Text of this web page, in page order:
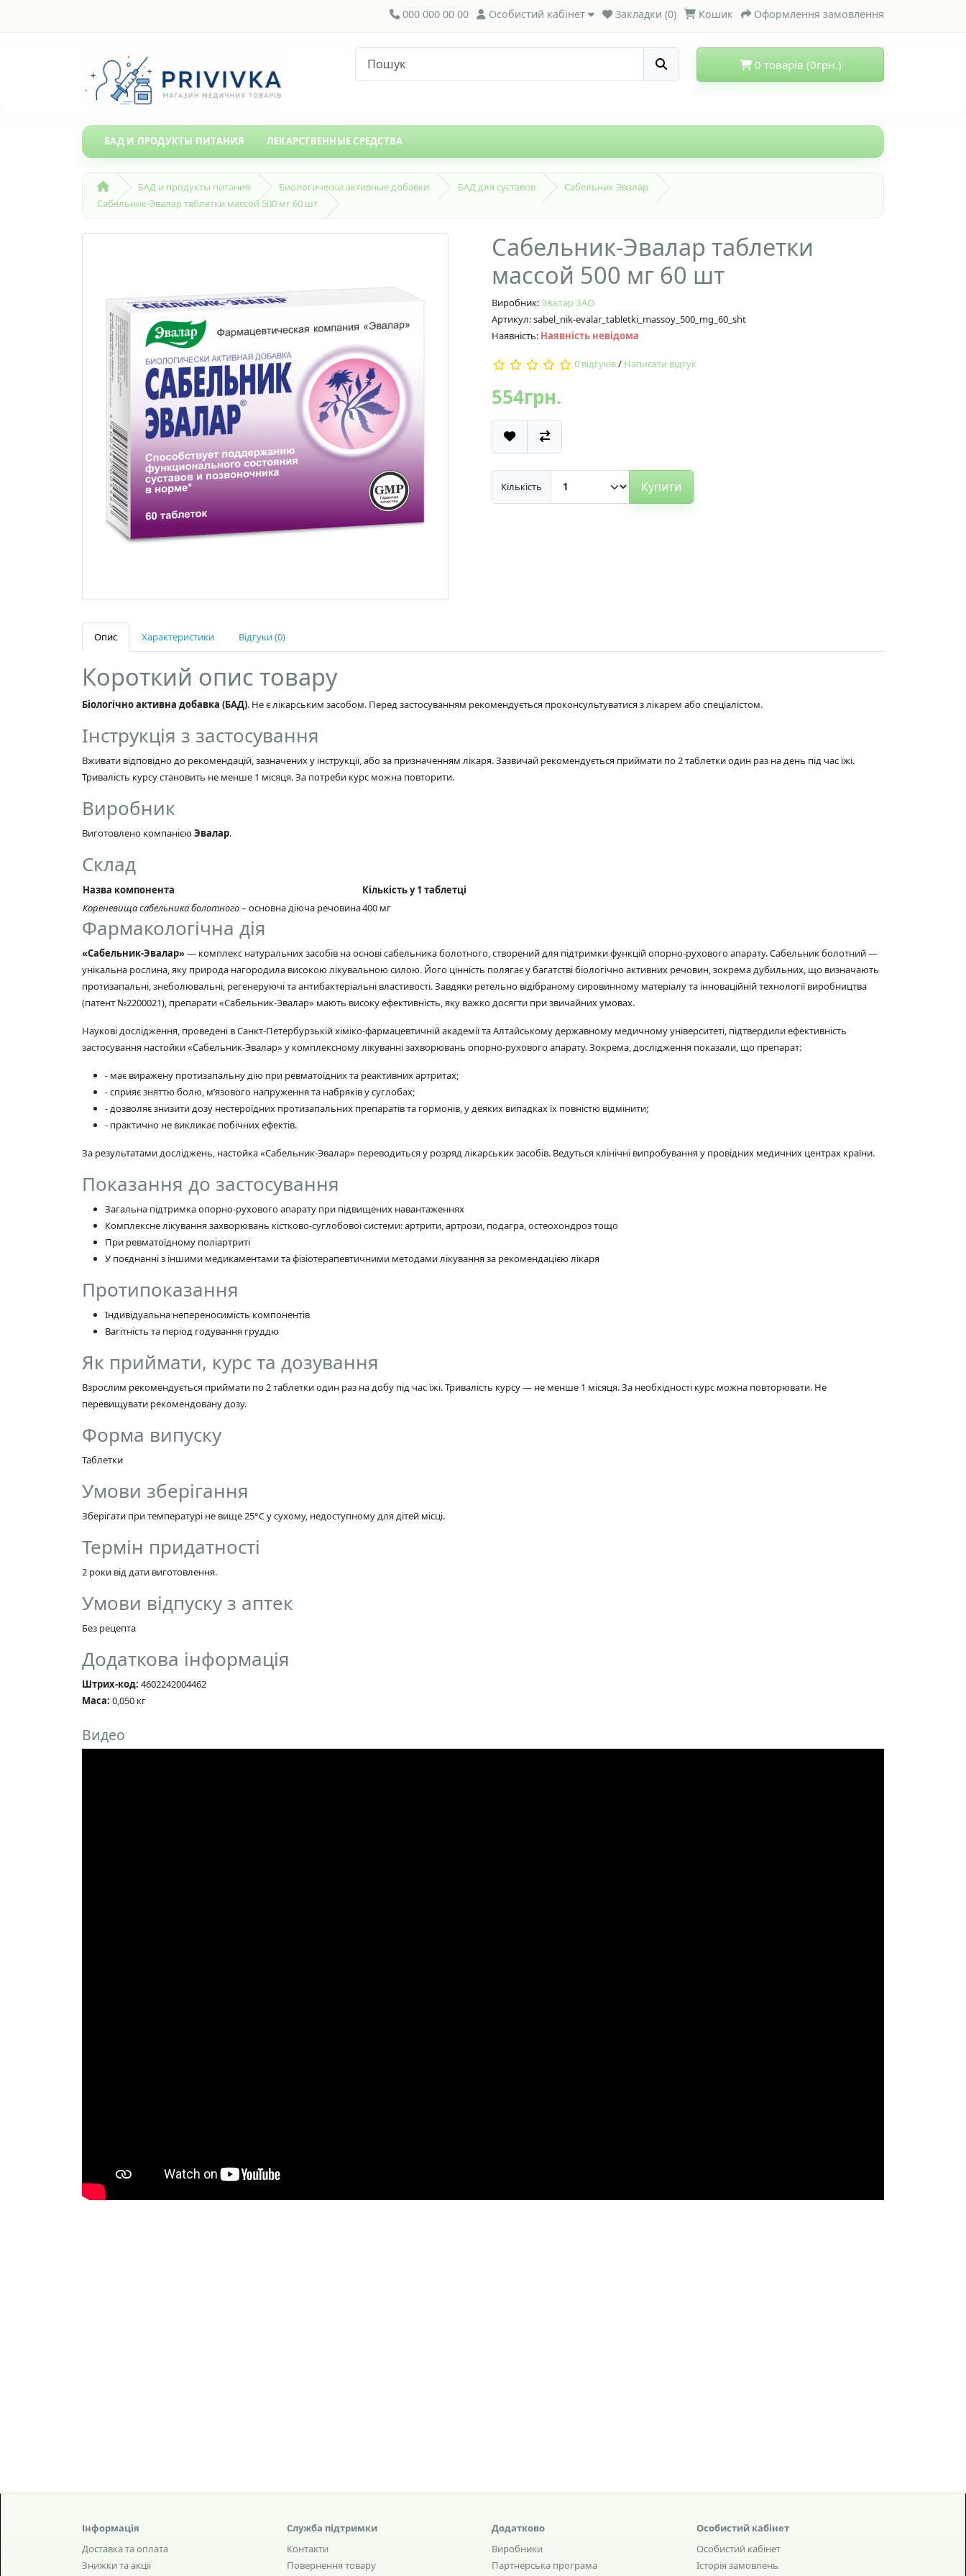
000 000 00 00 Особистий кабінет Закладки (0) Кошик Оформлення замовлення
0 товарів (0грн.)
БАД И ПРОДУКТЫ ПИТАНИЯ ЛЕКАРСТВЕННЫЕ СРЕДСТВА
БАД и продукты питания Биологически активные добавки БАД для суставов
Сабельник Эвалар
Сабельник-Эвалар таблетки массой 500 мг 60 шт
Сабельник-Эвалар таблетки
массой 500 мг 60 шт
Виробник:Эвалар ЗАО
Артикул: sabel_nik-evalar_tabletki_massoy_500_mg_60_sht
Наявність: Наявність невідома
0 відгуків/ Написати відгук
554грн.
Кількість Купити
Опис Характеристики Відгуки (0)
Короткий опис товару
Біологічно активна добавка (БАД). Не є лікарським засобом. Перед застосуванням рекомендується проконсультуватися з лікарем або спеціалістом.
Інструкція з застосування
Вживати відповідно до рекомендацій, зазначених у інструкції, або за призначенням лікаря. Зазвичай рекомендується приймати по 2 таблетки один раз на день під час їжі.
Тривалість курсу становить не менше 1 місяця. За потреби курс можна повторити.
Виробник
Виготовлено компанієюЭвалар.
Склад
Назва компонента
Кількість у 1 таблетці
Кореневища сабельника болотного– основна діюча речовина400 мг
Фармакологічна дія
«Сабельник-Эвалар»— комплекс натуральних засобів на основі сабельника болотного, створений для підтримки функцій опорно-рухового апарату. Сабельник болотний —
унікальна рослина, яку природа нагородила високою лікувальною силою. Його цінність полягає у багатстві біологічно активних речовин, зокрема дубильних, що визначають
протизапальні, знеболювальні, регенеруючі та антибактеріальні властивості. Завдяки ретельно відібраному сировинному матеріалу та інноваційній технології виробництва
(патент №2200021), препарати «Сабельник-Эвалар» мають високу ефективність, яку важко досягти при звичайних умовах.
Наукові дослідження, проведені в Санкт-Петербурзькій хіміко-фармацевтичній академії та Алтайському державному медичному університеті, підтвердили ефективність
застосування настойки «Сабельник-Эвалар» у комплексному лікуванні захворювань опорно-рухового апарату. Зокрема, дослідження показали, що препарат:
- має виражену протизапальну дію при ревматоїдних та реактивних артритах;
- сприяє зняттю болю, м’язового напруження та набряків у суглобах;
- дозволяє знизити дозу нестероїдних протизапальних препаратів та гормонів, у деяких випадках їх повністю відмінити;
- практично не викликає побічних ефектів.
За результатами досліджень, настойка «Сабельник-Эвалар» переводиться у розряд лікарських засобів. Ведуться клінічні випробування у провідних медичних центрах країни.
Показання до застосування
Загальна підтримка опорно-рухового апарату при підвищених навантаженнях
Комплексне лікування захворювань кістково-суглобової системи: артрити, артрози, подагра, остеохондроз тощо
При ревматоїдному поліартриті
У поєднанні з іншими медикаментами та фізіотерапевтичними методами лікування за рекомендацією лікаря
Протипоказання
Індивідуальна непереносимість компонентів
Вагітність та період годування груддю
Як приймати, курс та дозування
Взрослим рекомендується приймати по 2 таблетки один раз на добу під час їжі. Тривалість курсу — не менше 1 місяця. За необхідності курс можна повторювати. Не
перевищувати рекомендовану дозу.
Форма випуску
Таблетки
Умови зберігання
Зберігати при температурі не вище 25°C у сухому, недоступному для дітей місці.
Термін придатності
2 роки від дати виготовлення.
Умови відпуску з аптек
Без рецепта
Додаткова інформація
Штрих-код: 4602242004462
Маса: 0,050 кг
Видео
Інформація
Доставка та оплата
Знижки та акції
Служба підтримки
Контакти
Повернення товару
Додатково
Виробники
Партнерська програма
Особистий кабінет
Особистий кабінет
Історія замовлень